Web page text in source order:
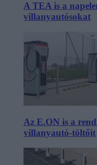
A TEA is a
villanyautósokat
Az E.ON is a
villanyautó-töltőit